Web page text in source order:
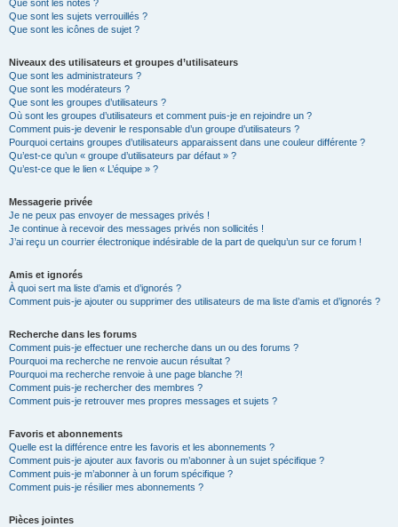
Que sont les notes ?
Que sont les sujets verrouillés ?
Que sont les icônes de sujet ?
Niveaux des utilisateurs et groupes d’utilisateurs
Que sont les administrateurs ?
Que sont les modérateurs ?
Que sont les groupes d’utilisateurs ?
Où sont les groupes d’utilisateurs et comment puis-je en rejoindre un ?
Comment puis-je devenir le responsable d’un groupe d’utilisateurs ?
Pourquoi certains groupes d’utilisateurs apparaissent dans une couleur différente ?
Qu’est-ce qu’un « groupe d’utilisateurs par défaut » ?
Qu’est-ce que le lien « L’équipe » ?
Messagerie privée
Je ne peux pas envoyer de messages privés !
Je continue à recevoir des messages privés non sollicités !
J’ai reçu un courrier électronique indésirable de la part de quelqu’un sur ce forum !
Amis et ignorés
À quoi sert ma liste d’amis et d’ignorés ?
Comment puis-je ajouter ou supprimer des utilisateurs de ma liste d’amis et d’ignorés ?
Recherche dans les forums
Comment puis-je effectuer une recherche dans un ou des forums ?
Pourquoi ma recherche ne renvoie aucun résultat ?
Pourquoi ma recherche renvoie à une page blanche ?!
Comment puis-je rechercher des membres ?
Comment puis-je retrouver mes propres messages et sujets ?
Favoris et abonnements
Quelle est la différence entre les favoris et les abonnements ?
Comment puis-je ajouter aux favoris ou m’abonner à un sujet spécifique ?
Comment puis-je m’abonner à un forum spécifique ?
Comment puis-je résilier mes abonnements ?
Pièces jointes